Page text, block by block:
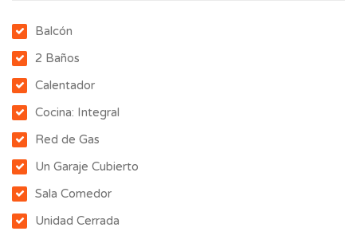
Balcón
2 Baños
Calentador
Cocina: Integral
Red de Gas
Un Garaje Cubierto
Sala Comedor
Unidad Cerrada